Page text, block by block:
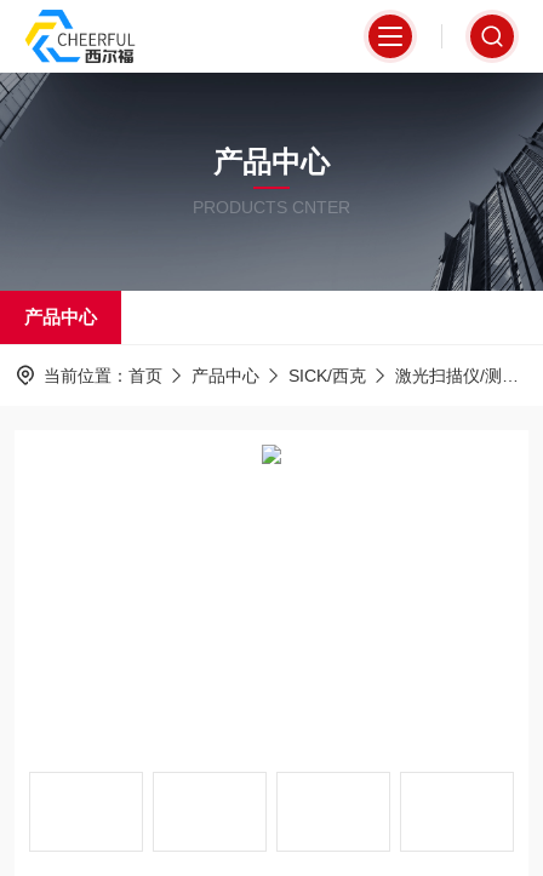
产品中心
PRODUCTS CNTER
产品中心
当前位置： 首页 产品中心 SICK/西克 激光扫描仪/测距仪